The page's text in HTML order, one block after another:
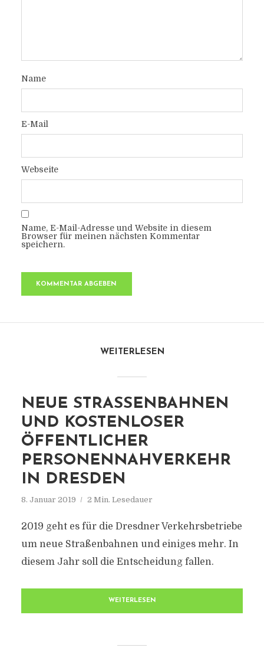
Name
E-Mail
Webseite
Name, E-Mail-Adresse und Website in diesem
Browser für meinen nächsten Kommentar
speichern.
WEITERLESEN
NEUE STRASSENBAHNEN U
ND KOSTENLOSER Ö
FFENTLICHER P
ERSONENNAHVERKEHR I
N DRESDEN
8. Januar 2019 2 Min. Lesedauer
2019 geht es für die Dresdner Verkehrsbetriebe
um neue Straßenbahnen und einiges mehr. In
diesem Jahr soll die Entscheidung fallen.
WEITERLESEN